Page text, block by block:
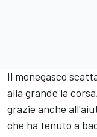
Il monegasco
alla grande la
grazie anche
che ha tenuto a